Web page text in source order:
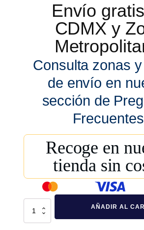
Envío
CDMX y
Consulta zonas
de envío en
sección de
Recoge en
tienda sin
AÑADIR AL